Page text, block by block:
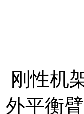
刚性机
外平衡